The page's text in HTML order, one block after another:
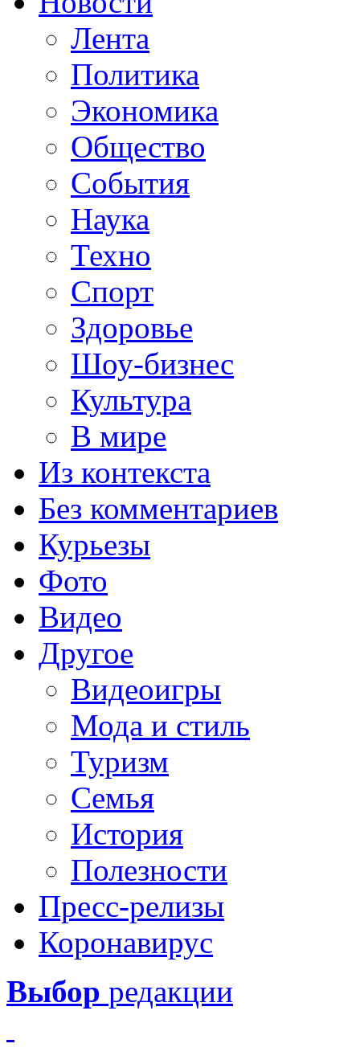
Лента
Политика
Экономика
Общество
События
Наука
Техно
Спорт
Здоровье
Шоу-бизнес
Культура
В мире
Из контекста
Без комментариев
Курьезы
Фото
Видео
Другое
Видеоигры
Мода и стиль
Туризм
Семья
История
Полезности
Пресс-релизы
Коронавирус
Выбор редакции